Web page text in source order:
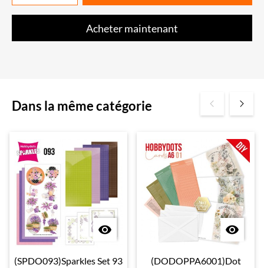
Acheter maintenant
Dans la même catégorie

(SPDO093)Sparkles Set 93

(DODOPPA6001)Dot